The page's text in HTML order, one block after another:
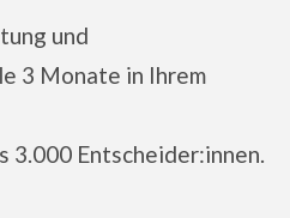
und
3 Monate in Ihrem
3.000 Entscheider:innen.